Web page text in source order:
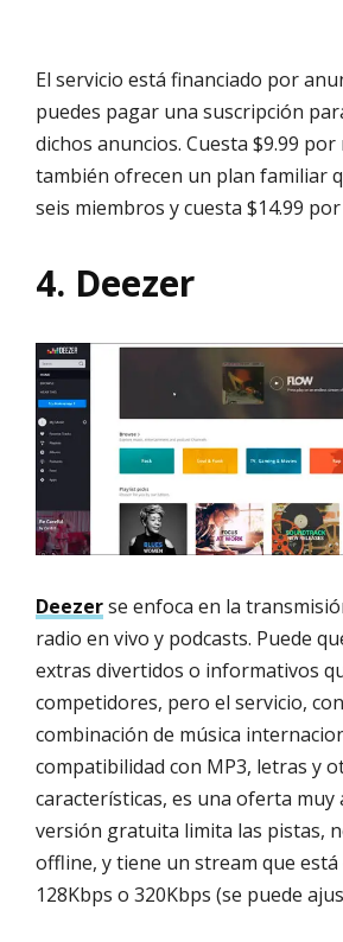
El servicio está financiado por
puedes pagar una suscripción
dichos anuncios. Cuesta $9.99 por
también ofrecen un plan familiar
seis miembros y cuesta $14.99 por
4. Deezer
Deezerse enfoca en la
radio en vivo y podcasts. Puede
extras divertidos o informativos
competidores, pero el servicio,
combinación de música
compatibilidad con MP3, letras y
características, es una oferta muy
versión gratuita limita las pistas,
offline, y tiene un stream que
128Kbps o 320Kbps (se puede